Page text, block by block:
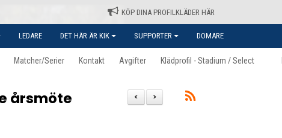
KÖP DINA PROFILKLÄDER HÄR
LEDARE DET HÄR ÄR KIK SUPPORTER DOMARE
Matcher/Serier Kontakt Avgifter Klädprofil - Stadium / Select
>
<
årsmöte